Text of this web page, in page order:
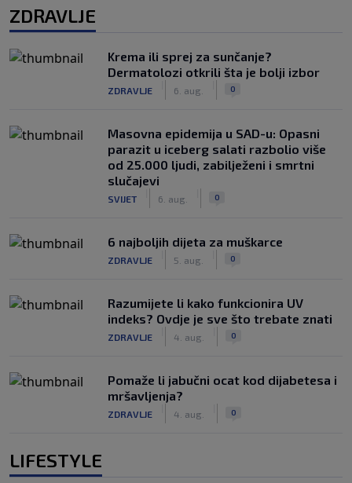
ZDRAVLJE
Krema ili sprej za sunčanje?
Dermatolozi otkrili šta je bolji izbor
ZDRAVLJE 6. aug. 0
Masovna epidemija u SAD-u: Opasni
parazit u iceberg salati razbolio više
od 25.000 ljudi, zabilježeni i smrtni
slučajevi
SVIJET 6. aug. 0
6 najboljih dijeta za muškarce
ZDRAVLJE 5. aug. 0
Razumijete li kako funkcionira UV
indeks? Ovdje je sve što trebate znati
ZDRAVLJE 4. aug. 0
Pomaže li jabučni ocat kod dijabetesa i
mršavljenja?
ZDRAVLJE 4. aug. 0
LIFESTYLE